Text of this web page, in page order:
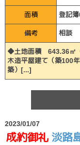
面積 登記
備考 相談
◆土地面積 643.36㎡
木造平屋建て（築100
築）[...]
2023/01/07
成約御礼 淡路